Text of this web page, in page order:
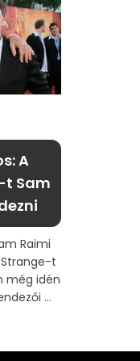
A
t Sam
Raimi
t
még idén
...